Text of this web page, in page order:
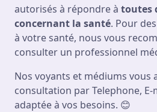
autorisés à répondre à toutes
concernant la santé. Pour
à votre santé, nous vous
consulter un professionnel
Nos voyants et médiums
consultation par Telephone, E-
adaptée à vos besoins. 😊